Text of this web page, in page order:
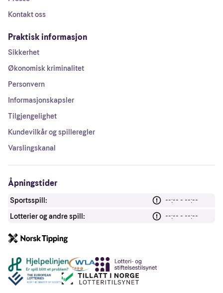
Kontakt oss
Praktisk informasjon
Sikkerhet
Økonomisk kriminalitet
Personvern
Informasjonskapsler
Tilgjengelighet
Kundevilkår og spilleregler
Varslingskanal
Åpningstider
Sportsspill:
--:-- - --:--
Lotterier og andre spill:
--:-- - --:--
Andre lenker